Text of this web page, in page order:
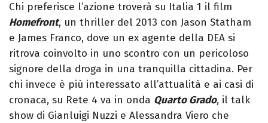
Chi preferisce l’azione troverà su Italia 1 il film
Homefront, un thriller del 2013 con Jason Statham
e James Franco, dove un ex agente della DEA si
ritrova coinvolto in uno scontro con un pericoloso
signore della droga in una tranquilla cittadina. Per
chi invece è più interessato all’attualità e ai casi di
cronaca, su Rete 4 va in onda Quarto Grado, il talk
show di Gianluigi Nuzzi e Alessandra Viero che